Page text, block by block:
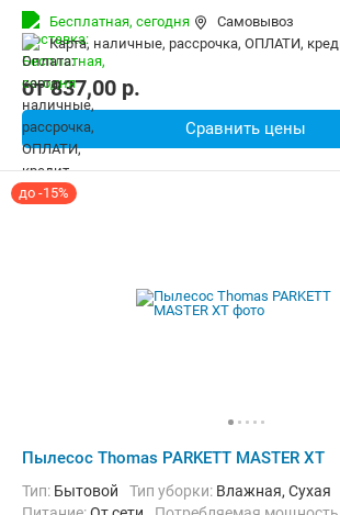
Дополнительно:
Вес:9.2 кг
Бесплатная, сегодня
Самовывоз
карта, наличные, рассрочка, ОПЛАТИ,
от837,00 p.
Сравнить цены
до -15%
Пылесос Thomas PARKETT MASTER XT
Тип: Бытовой Тип уборки: Влажная, Сухая